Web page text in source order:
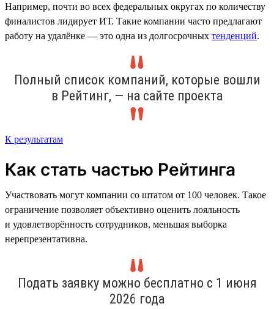
Например, почти во всех федеральных округах по количеству
финалистов лидирует ИТ. Такие компании часто предлагают
работу на удалёнке — это одна из долгосрочных тенденций.
Полный список компаний, которые вошли
в Рейтинг, — на сайте проекта
К результатам
Как стать частью Рейтинга
Участвовать могут компании со штатом от 100 человек. Такое
ограничение позволяет объективно оценить лояльность
и удовлетворённость сотрудников, меньшая выборка
нерепрезентативна.
Подать заявку можно бесплатно с 1 июня
2026 года